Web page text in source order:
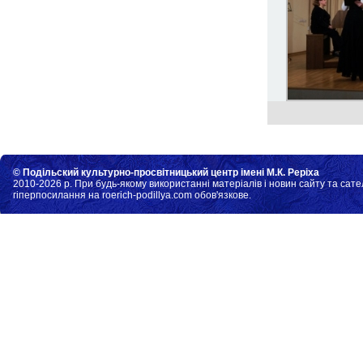
© Подільский культурно-просвітницький центр імені М.К. Реріха
2010-2026 р. При будь-якому використанні матеріалів і новин сайту та
гіперпосилання на roerich-podillya.com обов'язкове.